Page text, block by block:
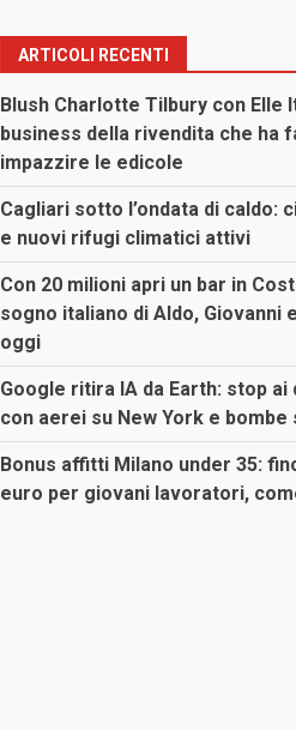
ARTICOLI RECENTI
Blush Charlotte Tilbury con Elle
business della rivendita che ha
impazzire le edicole
Cagliari sotto l’ondata di caldo:
e nuovi rifugi climatici attivi
Con 20 milioni apri un bar in
sogno italiano di Aldo, Giovanni
oggi
Google ritira IA da Earth: stop ai
con aerei su New York e bombe
Bonus affitti Milano under 35:
euro per giovani lavoratori,